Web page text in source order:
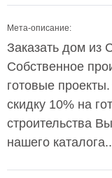
Мета-описание:
Заказать дом из
Собственное
готовые
скидку 10% на
строительства
нашего